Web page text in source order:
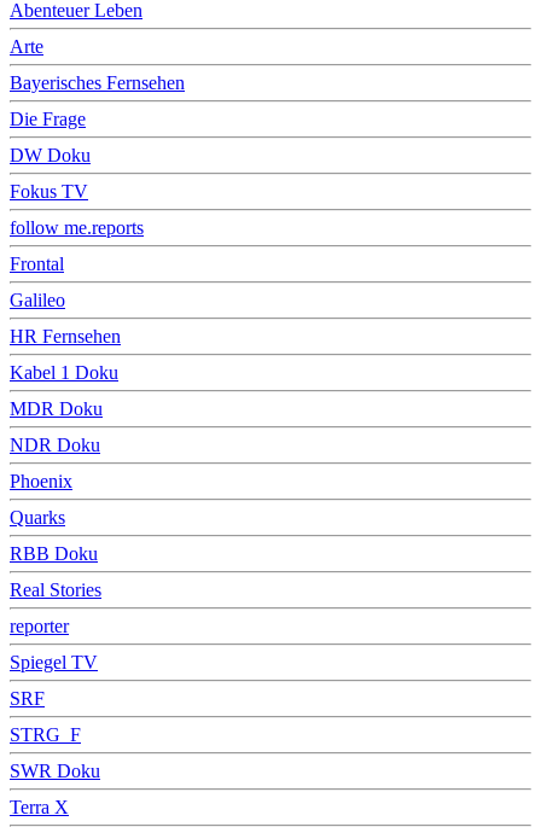
Abenteuer Leben
Arte
Bayerisches Fernsehen
Die Frage
DW Doku
Fokus TV
follow me.reports
Frontal
Galileo
HR Fernsehen
Kabel 1 Doku
MDR Doku
NDR Doku
Phoenix
Quarks
RBB Doku
Real Stories
reporter
Spiegel TV
SRF
STRG_F
SWR Doku
Terra X